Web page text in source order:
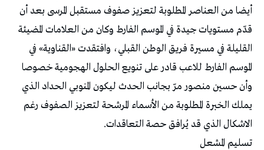
أيضا من العناصر المطلوبة لتعزيز صفوف مستقبل المرسى بعد أن
قدّم مستويات جيدة في الموسم الفارط وكان من العلامات المضيئة
القليلة في مسيرة فريق الوطن القبلي، وافتقدت «القناوية» في
الموسم الفارط للاعب قادر على تنويع الحلول الهجومية خصوصا
وأن حسين منصور مرّ بجانب الحدث ليكون المنوبي الحداد الذي
يملك الخبرة المطلوبة من الأسماء المرشحة لتعزيز الصفوف رغم
الاشكال الذي قد يُرافق حصة التعاقدات.
تسليم المشعل